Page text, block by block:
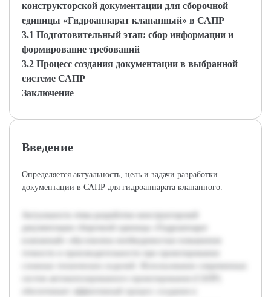
конструкторской документации для сборочной
единицы «Гидроаппарат клапанный» в САПР
3.1 Подготовительный этап: сбор информации и
формирование требований
3.2 Процесс создания документации в выбранной
системе САПР
Заключение
Введение
Определяется актуальность, цель и задачи разработки
документации в САПР для гидроаппарата клапанного.